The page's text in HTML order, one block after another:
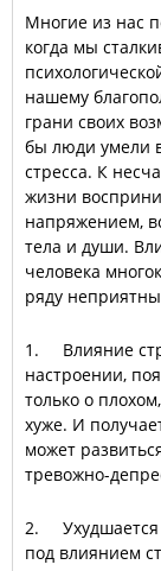
Многие из нас
когда мы
нашему
грани своих
бы люди умели
стресса. К
жизни
напряжением,
тела и души.
человека
ряду
1. Влияние
настроении,
только о
хуже. И
может
тревожно-
2. Ухудшается
под влиянием